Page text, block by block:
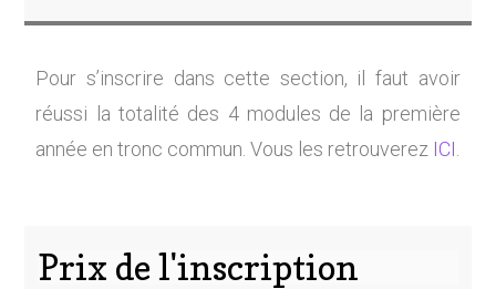
Pour s’inscrire dans cette section, il faut avoir
réussi la totalité des 4 modules de la première
année en tronc commun. Vous les retrouverez ICI
Prix de l'inscription